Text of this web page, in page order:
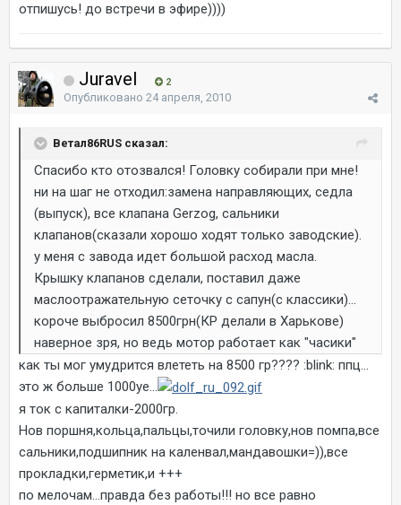
отпишусь! до встречи в эфире))))
Juravel 2
Опубликовано 24 апреля, 2010
Ветал86RUS сказал:
Спасибо кто отозвался! Головку собирали при мне!
ни на шаг не отходил:замена направляющих, седла
(выпуск), все клапана Gerzog, сальники
клапанов(сказали хорошо ходят только заводские).
у меня с завода идет большой расход масла.
Крышку клапанов сделали, поставил даже
маслоотражательную сеточку с сапун(с классики)...
короче выбросил 8500грн(КР делали в Харькове)
наверное зря, но ведь мотор работает как "часики"
как ты мог умудрится влететь на 8500 гр???? :blink: ппц...
это ж больше 1000уе...
я ток с капиталки-2000гр.
Нов поршня,кольца,пальцы,точили головку,нов помпа,все
сальники,подшипник на каленвал,мандавошки=)),все
прокладки,герметик,и +++
по мелочам...правда без работы!!! но все равно